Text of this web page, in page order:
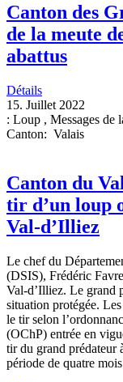
Canton des
de la meute
abattus
Détails
15. Juillet 2022
: Loup , Messages de
Canton: Valais
Canton du
tir d’un loup
Val-d’Illiez
Le chef du
(DSIS), Frédéric
Val-d’Illiez. Le grand
situation protégée.
le tir selon
(OChP) entrée en
tir du grand prédateur
période de quatre